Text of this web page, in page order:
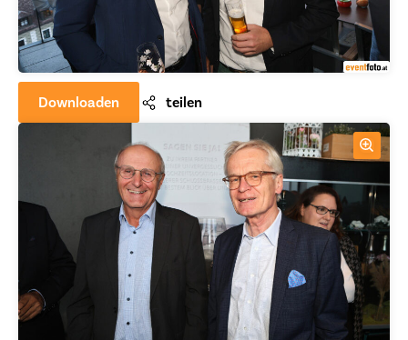
Downloaden teilen